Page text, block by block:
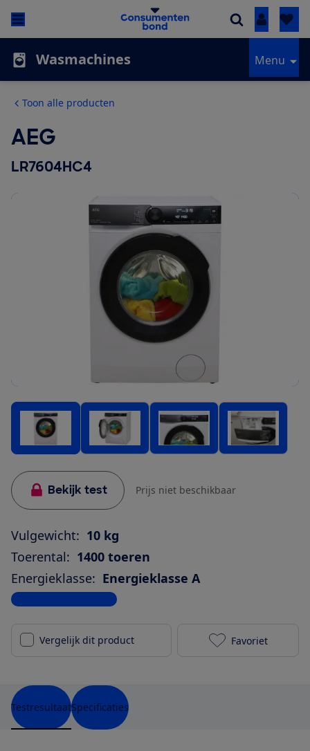
Inloggen
Wasmachines Menu
Toon alle producten
AEG
LR7604HC4
Bekijk test Prijs niet beschikbaar
Vulgewicht: 10 kg
Toerental: 1400 toeren
Energieklasse: Energieklasse A
Bekijk alle specificaties
Vergelijk dit product AEG
Favoriet
TestresultaatSpecificaties